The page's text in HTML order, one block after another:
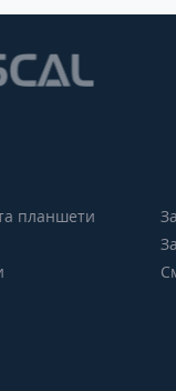
планшети